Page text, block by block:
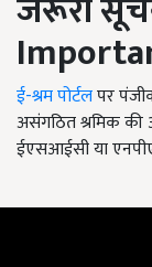
ई-श्रम पोर्टलपर
असंगठित श्रमिक की
ईएसआईसी या